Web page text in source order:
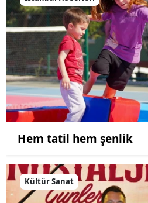
Hem tatil hem şenlik
Kültür Sanat